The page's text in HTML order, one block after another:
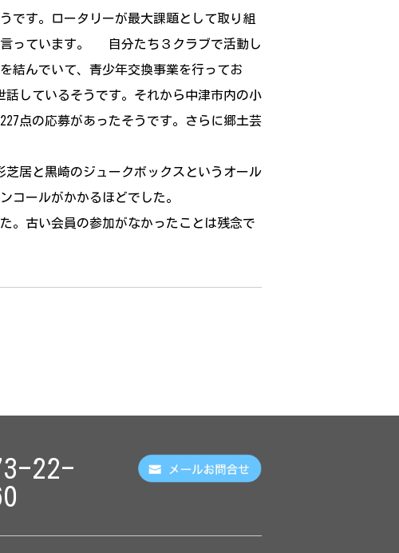
です。ロータリーが最大課題として取り組
言っています。 自分たち３クラブで活動し
結んでいて、青少年交換事業を行ってお
話しているそうです。それから中津市内の小
点の応募があったそうです。さらに郷土芸
居と黒崎のジュークボックスというオール
コールがかかるほどでした。
。古い会員の参加がなかったことは残念で
22-